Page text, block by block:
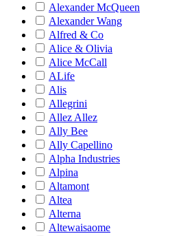
Alexander McQueen
Alexander Wang
Alfred & Co
Alice & Olivia
Alice McCall
ALife
Alis
Allegrini
Allez Allez
Ally Bee
Ally Capellino
Alpha Industries
Alpina
Altamont
Altea
Alterna
Altewaisaome